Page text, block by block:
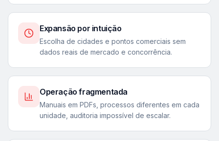
Expansão por intuição
Escolha de cidades e pontos comerciais sem
dados reais de mercado e concorrência.
Operação fragmentada
Manuais em PDFs, processos diferentes em cada
unidade, auditoria impossível de escalar.